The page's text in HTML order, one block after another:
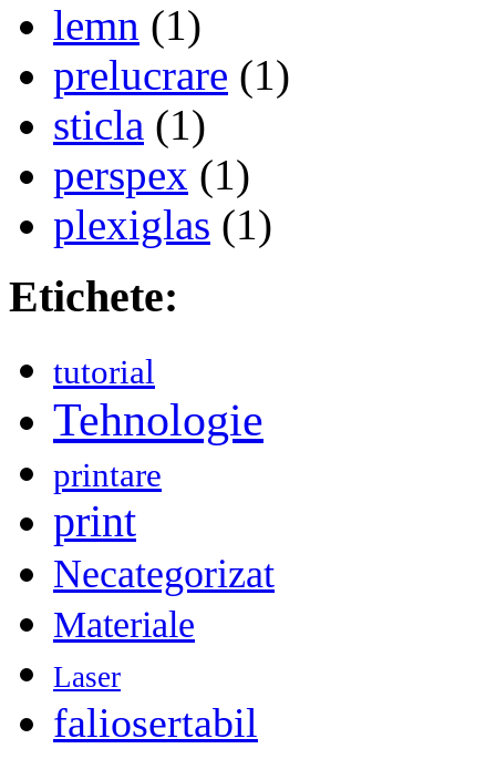
lemn (1)
prelucrare (1)
sticla (1)
perspex (1)
plexiglas (1)
Etichete:
tutorial
Tehnologie
printare
print
Necategorizat
Materiale
Laser
faliosertabil